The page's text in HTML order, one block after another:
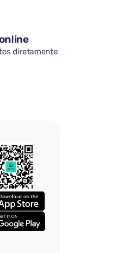
diretamente